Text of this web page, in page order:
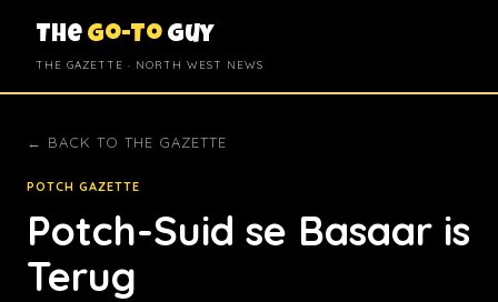
The Go-To Guy
THE GAZETTE · NORTH WEST NEWS
← BACK TO THE GAZETTE
POTCH GAZETTE
Potch-Suid se Basaar is
Terug